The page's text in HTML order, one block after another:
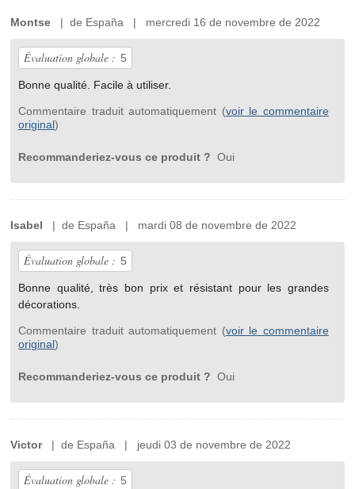
Montse | de España | mercredi 16 de novembre de 2022
Évaluation globale : 5
Bonne qualité. Facile à utiliser.
Commentaire traduit automatiquement (voir le commentaire
original)
Recommanderiez-vous ce produit ? Oui
Isabel | de España | mardi 08 de novembre de 2022
Évaluation globale : 5
Bonne qualité, très bon prix et résistant pour les grandes
décorations.
Commentaire traduit automatiquement (voir le commentaire
original)
Recommanderiez-vous ce produit ? Oui
Victor| de España | jeudi 03 de novembre de 2022
Évaluation globale : 5